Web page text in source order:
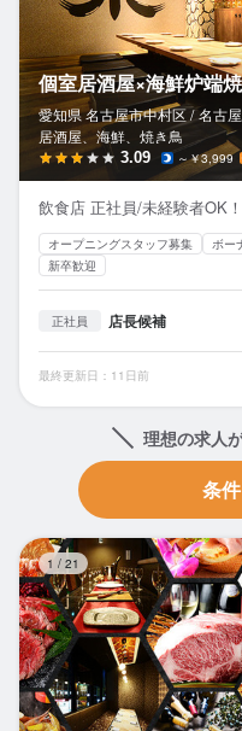
個室居酒屋×海鮮炉端
愛知県 名古屋市中村区 / 名古屋
居酒屋、海鮮、焼き鳥
3.09 ～￥3,999
飲食店 正社員/未経験者OK
オープニングスタッフ募集 ボー
新卒歓迎
正社員 店長候補
最終更新日：11日前
理想の求人
条
1 / 21